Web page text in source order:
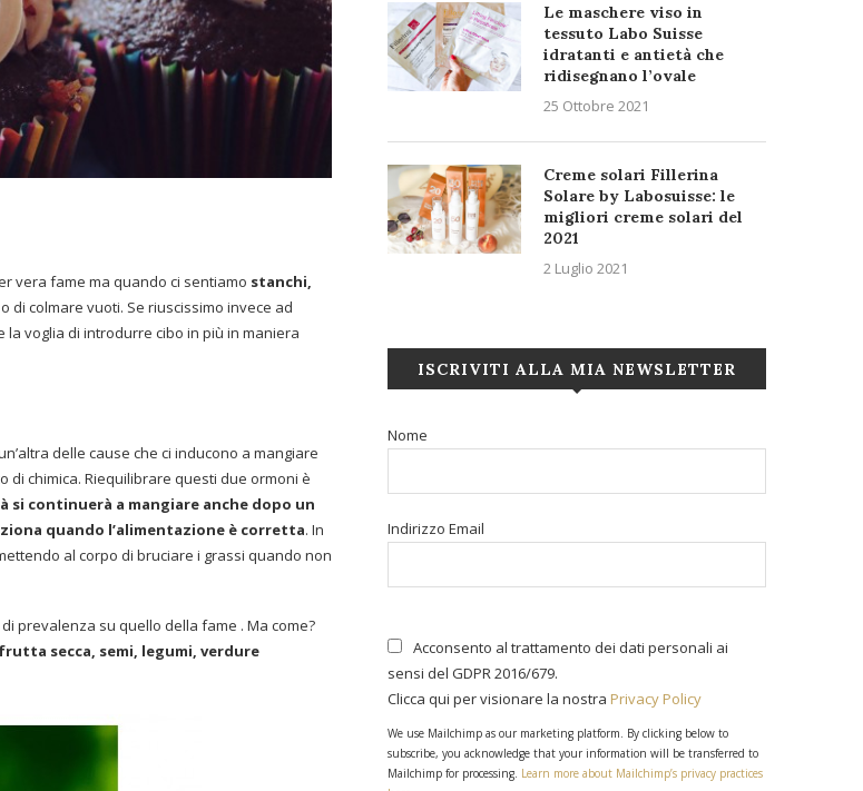
vera fame ma quando ci sentiamo stanchi,
di colmare vuoti. Se riuscissimo invece ad
voglia di introdurre cibo in più in maniera
delle cause che ci inducono a mangiare
chimica. Riequilibrare questi due ormoni è
si continuerà a mangiare anche dopo un
quando l’alimentazione è corretta. In
al corpo di bruciare i grassi quando non
prevalenza su quello della fame . Ma come?
frutta secca, semi, legumi, verdure
Le maschere viso in
tessuto Labo Suisse
idratanti e antietà che
ridisegnano l’ovale
25 Ottobre 2021
Creme solari Fillerina
Solare by Labosuisse: le
migliori creme solari del
2021
2 Luglio 2021
ISCRIVITI ALLA MIA NEWSLETTER
Nome
Indirizzo Email
Acconsento al trattamento dei dati personali ai
sensi del GDPR 2016/679.
Clicca qui per visionare la nostra Privacy Policy
We use Mailchimp as our marketing platform. By clicking below to
subscribe, you acknowledge that your information will be transferred to
Mailchimp for processing. Learn more about Mailchimp’s privacy practices